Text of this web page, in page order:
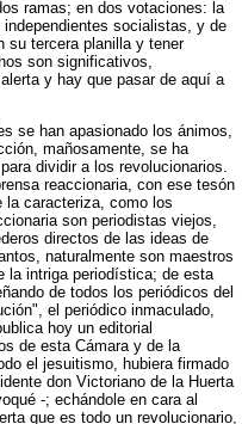
ramas; en dos votaciones: la
socialistas, y de
su tercera planilla y tener
son significativos,
y hay que pasar de aquí a
se han apasionado los ánimos,
mañosamente, se ha
dividir a los revolucionarios.
reaccionaria, con ese tesón
la caracteriza, como los
son periodistas viejos,
directos de las ideas de
naturalmente son maestros
la intriga periodística; de esta
de todos los periódicos del
el periódico inmaculado,
hoy un editorial
de esta Cámara y de la
el jesuitismo, hubiera firmado
don Victoriano de la Huerta
-; echándole en cara al
que es todo un revolucionario,